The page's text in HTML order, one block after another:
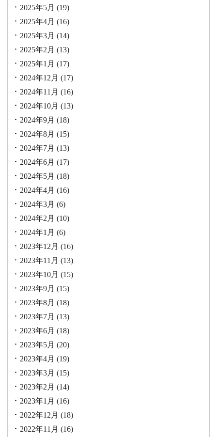
2025年5月 (19)
2025年4月 (16)
2025年3月 (14)
2025年2月 (13)
2025年1月 (17)
2024年12月 (17)
2024年11月 (16)
2024年10月 (13)
2024年9月 (18)
2024年8月 (15)
2024年7月 (13)
2024年6月 (17)
2024年5月 (18)
2024年4月 (16)
2024年3月 (6)
2024年2月 (10)
2024年1月 (6)
2023年12月 (16)
2023年11月 (13)
2023年10月 (15)
2023年9月 (15)
2023年8月 (18)
2023年7月 (13)
2023年6月 (18)
2023年5月 (20)
2023年4月 (19)
2023年3月 (15)
2023年2月 (14)
2023年1月 (16)
2022年12月 (18)
2022年11月 (16)